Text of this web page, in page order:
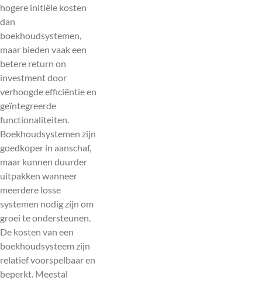
hogere initiële kosten
dan
boekhoudsystemen,
maar bieden vaak een
betere return on
investment door
verhoogde efficiëntie en
geïntegreerde
functionaliteiten.
Boekhoudsystemen zijn
goedkoper in aanschaf,
maar kunnen duurder
uitpakken wanneer
meerdere losse
systemen nodig zijn om
groei te ondersteunen.
De kosten van een
boekhoudsysteem zijn
relatief voorspelbaar en
beperkt. Meestal